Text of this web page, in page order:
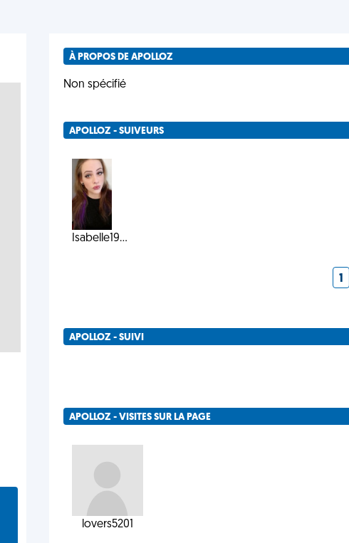
À PROPOS DE APOLLOZ
Non spécifié
APOLLOZ - SUIVEURS
Isabelle19...
1
APOLLOZ - SUIVI
APOLLOZ - VISITES SUR LA PAGE
lovers5201